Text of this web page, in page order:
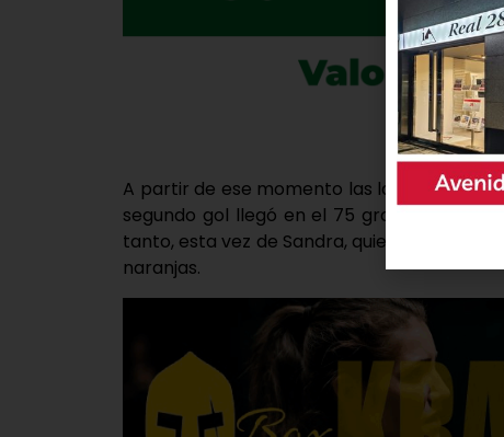
A partir de ese momento las laguneras
segundo gol llegó en el 75 gracias a un
tanto, esta vez de Sandra, quien tumbó la
naranjas.